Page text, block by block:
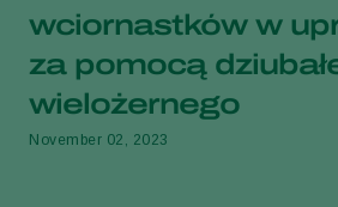
wciornastków w
za pomocą
wielożernego
November 02, 2023